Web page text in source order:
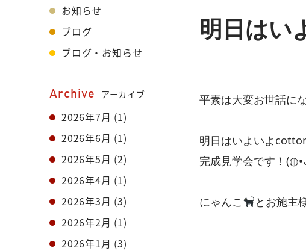
お知らせ
ブログ
ブログ・お知らせ
Archive アーカイブ
2026年7月 (1)
2026年6月 (1)
2026年5月 (2)
2026年4月 (1)
2026年3月 (3)
2026年2月 (1)
2026年1月 (3)
明日はい
平素は大変お世話に
明日はいよいよ
完成見学会です！
にゃんこ とお施主